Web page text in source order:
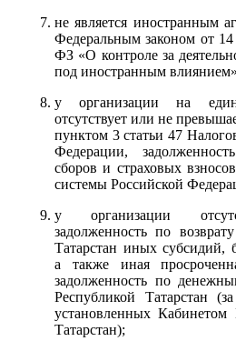
не является иностранным
Федеральным законом от
ФЗ «О контроле за
под иностранным
у организации на
отсутствует или не
пунктом 3 статьи 47
Федерации,
сборов и страховых
системы Российской
у организации
задолженность по
Татарстан иных субсидий,
а также иная
задолженность по
Республикой Татарстан
установленных
Татарстан);